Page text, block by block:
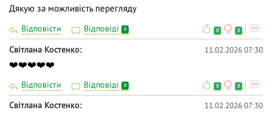
Дякую за можливість перегляду
Відповісти Відповіді 0 0 0
Світлана Костенко 11.02.2026 07:30
❤️❤️❤️❤️❤️
Відповісти Відповіді 0 0 0
Світлана Костенко 11.02.2026 07:30